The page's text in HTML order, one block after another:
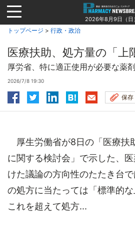
Jump
to
navigation
2026年8月9日（日）
トップページ > 行政・政治
医療扶助、処方量の「上
厚労省、特に適正使用が必要な薬
2026/7/8 19:30
保存
厚生労働省が8日の「医療扶
に関する検討会」で示した、
けた議論の方向性のたたき台で
の処方に当たっては「標準的な
これを超えて処方...